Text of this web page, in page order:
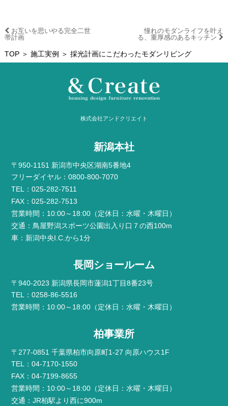
お互いを思いやる完全二世
帯計画
憧れのモダンライフを叶え
る、重厚感のあるキッチン
TOP＞ 施工実例 ＞ 採光計画にこだわったモダンリビング
株式会社アンドクリエイト
新潟本社
〒950-1151 新潟市中央区湖南5番地4
フリーダイヤル：0800-800-7070
TEL：025-282-7511
FAX：025-282-7513
営業時間：10:00～18:00（定休日：水曜・木曜日）
交通：鳥屋野潟スポーツ公園出入り口７の西100m
車：新潟中央I.C.から1分
長岡ショールーム
〒940-2023 新潟県長岡市蓮潟1丁目8番23号
TEL：0258-86-5516
営業時間：10:00～18:00（定休日：水曜・木曜日）
柏事業所
〒277-0851 千葉県柏市向原町1-27 向原ハウス1F
TEL：04-7170-1550
FAX：04-7199-8655
営業時間：10:00～18:00（定休日：水曜・木曜日）
交通：JR柏駅より西に900m